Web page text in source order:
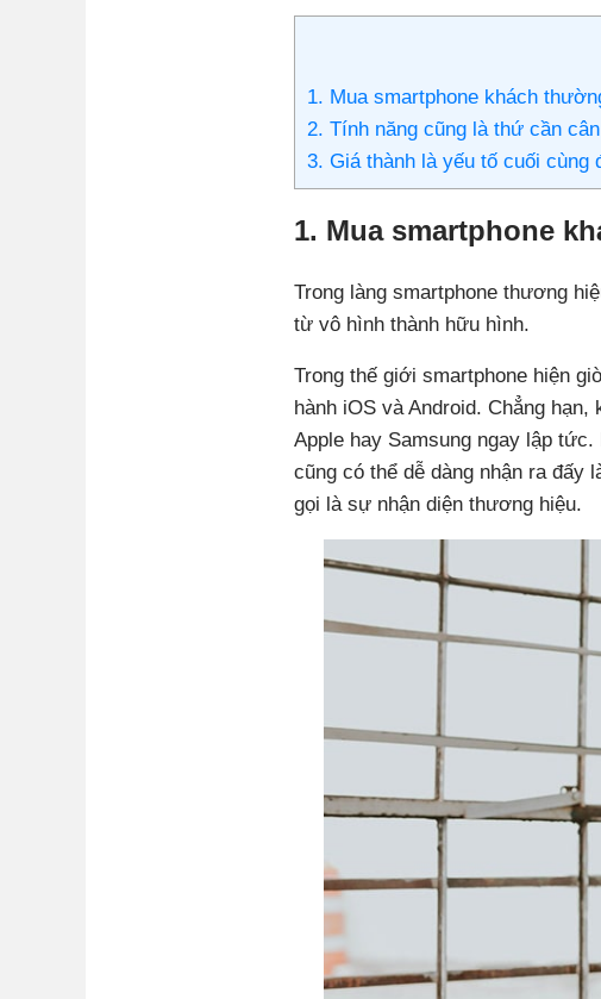
1. Mua smartphone khách
2. Tính năng cũng là thứ cần
3. Giá thành là yếu tố cuối cùng
1. Mua smartphone
Trong làng smartphone thương
từ vô hình thành hữu hình.
Trong thế giới smartphone hiện
hành iOS và Android. Chẳng
Apple hay Samsung ngay lập
cũng có thể dễ dàng nhận ra
gọi là sự nhận diện thương hiệu.